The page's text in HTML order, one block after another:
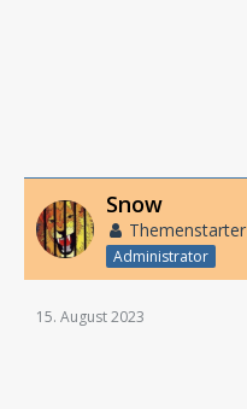
Snow
Themenstarter
Administrator
15. August 2023